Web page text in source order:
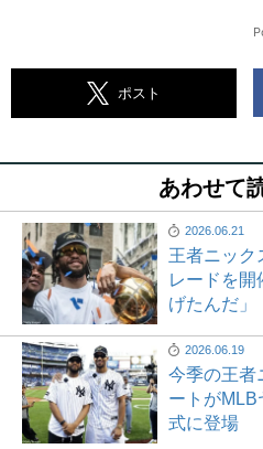
ポスト
あわせて
2026.06.21
王者ニック
レードを
げたんだ」
2026.06.19
今季の王者
ートがMLB
式に登場